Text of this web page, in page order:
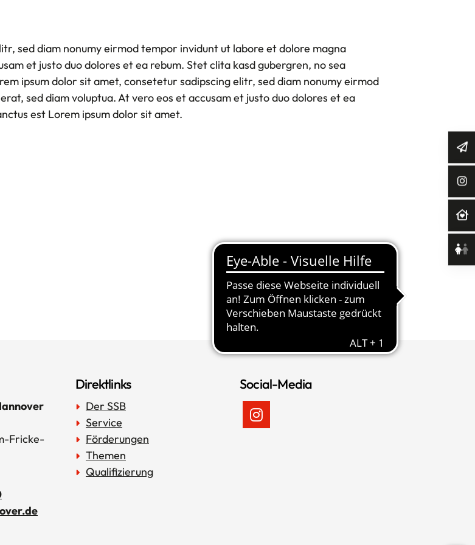
sed diam nonumy eirmod tempor invidunt ut labore et dolore magna
et justo duo dolores et ea rebum. Stet clita kasd gubergren, no sea
ipsum dolor sit amet, consetetur sadipscing elitr, sed diam nonumy eirmod
sed diam voluptua. At vero eos et accusam et justo duo dolores et ea
est Lorem ipsum dolor sit amet.
Fricke-
Direktlinks
Der SSB
Service
Förderungen
Themen
Qualifizierung
Social-Media